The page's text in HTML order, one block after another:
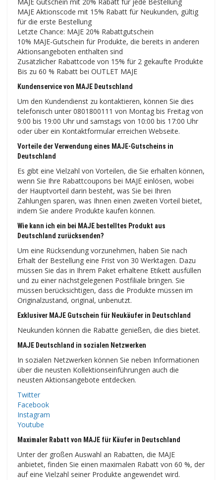
MAJE Aktionscode mit 15% Rabatt für Neukunden, gültig
für die erste Bestellung
Letzte Chance: MAJE 20% Rabattgutschein
10% MAJE-Gutschein für Produkte, die bereits in anderen
Aktionsangeboten enthalten sind
Zusätzlicher Rabattcode von 15% für 2 gekaufte Produkte
Bis zu 60 % Rabatt bei OUTLET MAJE
Kundenservice von MAJE Deutschland
Um den Kundendienst zu kontaktieren, können Sie dies
telefonisch unter 0801800111 von Montag bis Freitag von
9:00 bis 19:00 Uhr und samstags von 10:00 bis 17:00 Uhr
oder über ein Kontaktformular erreichen Webseite.
Vorteile der Verwendung eines MAJE-Gutscheins in
Deutschland
Es gibt eine Vielzahl von Vorteilen, die Sie erhalten können,
wenn Sie Ihre Rabattcoupons bei MAJE einlösen, wobei
der Hauptvorteil darin besteht, was Sie bei Ihren
Zahlungen sparen, was Ihnen einen zweiten Vorteil bietet,
indem Sie andere Produkte kaufen können.
Wie kann ich ein bei MAJE bestelltes Produkt aus
Deutschland zurücksenden?
Um eine Rücksendung vorzunehmen, haben Sie nach
Erhalt der Bestellung eine Frist von 30 Werktagen. Dazu
müssen Sie das in Ihrem Paket erhaltene Etikett ausfüllen
und zu einer nächstgelegenen Postfiliale bringen. Sie
müssen berücksichtigen, dass die Produkte müssen im
Originalzustand, original, unbenutzt.
Exklusiver MAJE Gutschein für Neukäufer in Deutschland
Neukunden können die Rabatte genießen, die dies bietet.
MAJE Deutschland in sozialen Netzwerken
In sozialen Netzwerken können Sie neben Informationen
über die neusten Kollektionseinführungen auch die
neusten Aktionsangebote entdecken.
Twitter
Facebook
Instagram
Youtube
Maximaler Rabatt von MAJE für Käufer in Deutschland
Unter der großen Auswahl an Rabatten, die MAJE
anbietet, finden Sie einen maximalen Rabatt von 60 %, der
auf eine Vielzahl seiner Produkte angewendet wird.